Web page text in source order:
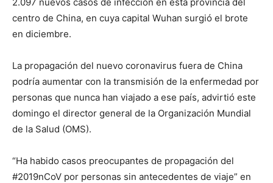
centro de China, en cuya capital Wuhan surgió el brote
en diciembre.
La propagación del nuevo coronavirus fuera de China
podría aumentar con la transmisión de la enfermedad por
personas que nunca han viajado a ese país, advirtió este
domingo el director general de la Organización Mundial
de la Salud (OMS).
“Ha habido casos preocupantes de propagación del
#2019nCoV por personas sin antecedentes de viaje” en